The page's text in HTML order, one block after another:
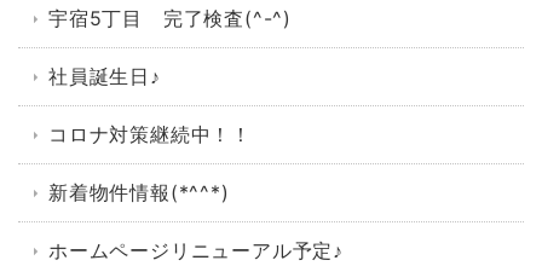
宇宿5丁目 完了検査(^-^)
社員誕生日♪
コロナ対策継続中！！
新着物件情報(*^^*)
ホームページリニューアル予定♪